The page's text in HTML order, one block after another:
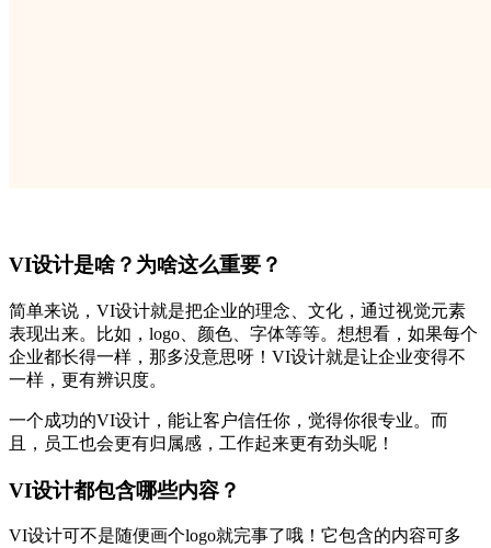
VI设计是啥？为啥这么重要？
简单来说， VI设计就是把企业的理念、文化，通过视觉元素
表现出来。比如，logo、颜色、字体等等。想想看，如果每个
企业都长得一样，那多没意思呀！VI设计就是让企业变得不
一样，更有辨识度。
一个成功的VI设计，能让客户信任你，觉得你很专业。而
且，员工也会更有归属感，工作起来更有劲头呢！
VI设计都包含哪些内容？
VI设计可不是随便画个logo就完事了哦！它包含的内容可多